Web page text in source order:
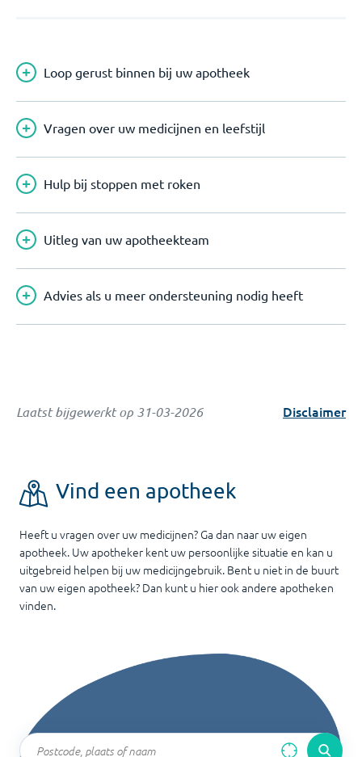
Loop gerust binnen bij uw apotheek
Vragen over uw medicijnen en leefstijl
Hulp bij stoppen met roken
Uitleg van uw apotheekteam
Advies als u meer ondersteuning nodig heeft
Laatst bijgewerkt op 31-03-2026 Disclaimer
Vind een apotheek
Heeft u vragen over uw medicijnen? Ga dan naar uw eigen
apotheek. Uw apotheker kent uw persoonlijke situatie en kan u
uitgebreid helpen bij uw medicijngebruik. Bent u niet in de buurt
van uw eigen apotheek? Dan kunt u hier ook andere apotheken
vinden.